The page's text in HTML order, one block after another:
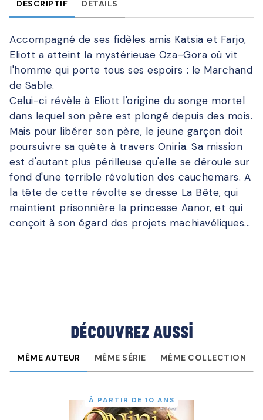
DESCRIPTIF DÉTAILS
Accompagné de ses fidèles amis Katsia et Farjo,
Eliott a atteint la mystérieuse Oza-Gora où vit
l'homme qui porte tous ses espoirs : le Marchand
de Sable.
Celui-ci révèle à Eliott l'origine du songe mortel
dans lequel son père est plongé depuis des mois.
Mais pour libérer son père, le jeune garçon doit
poursuivre sa quête à travers Oniria. Sa mission
est d'autant plus périlleuse qu'elle se déroule sur
fond d'une terrible révolution des cauchemars. A
la tête de cette révolte se dresse La Bête, qui
maintient prisonnière la princesse Aanor, et qui
conçoit à son égard des projets machiavéliques...
Découvrez aussi
MÊME AUTEUR MÊME SÉRIE MÊME COLLECTION
À PARTIR DE 10 ANS